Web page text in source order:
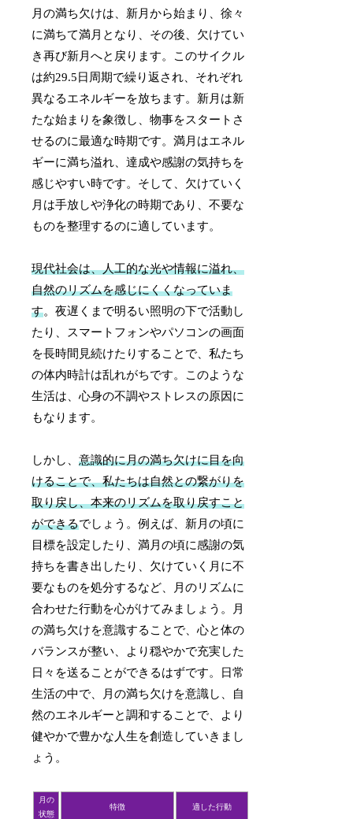
月の満ち欠けは、新月から始まり、徐々
に満ちて満月となり、その後、欠けてい
き再び新月へと戻ります。このサイクル
は約29.5日周期で繰り返され、それぞれ
異なるエネルギーを放ちます。新月は新
たな始まりを象徴し、物事をスタートさ
せるのに最適な時期です。満月はエネル
ギーに満ち溢れ、達成や感謝の気持ちを
感じやすい時です。そして、欠けていく
月は手放しや浄化の時期であり、不要な
ものを整理するのに適しています。
現代社会は、人工的な光や情報に溢れ、
自然のリズムを感じにくくなっていま
す。夜遅くまで明るい照明の下で活動し
たり、スマートフォンやパソコンの画面
を長時間見続けたりすることで、私たち
の体内時計は乱れがちです。このような
生活は、心身の不調やストレスの原因に
もなります。
しかし、意識的に月の満ち欠けに目を向
けることで、私たちは自然との繋がりを
取り戻し、本来のリズムを取り戻すこと
ができるでしょう。例えば、新月の頃に
目標を設定したり、満月の頃に感謝の気
持ちを書き出したり、欠けていく月に不
要なものを処分するなど、月のリズムに
合わせた行動を心がけてみましょう。月
の満ち欠けを意識することで、心と体の
バランスが整い、より穏やかで充実した
日々を送ることができるはずです。日常
生活の中で、月の満ち欠けを意識し、自
然のエネルギーと調和することで、より
健やかで豊かな人生を創造していきまし
ょう。
月の
状態
特徴 適した行動